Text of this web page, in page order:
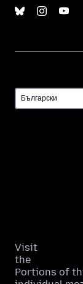
Visit
the
Portions of